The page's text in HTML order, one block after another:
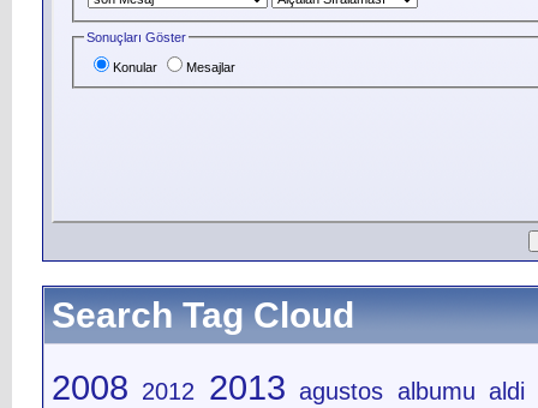
Sonuçları Göster
Konular Mesajlar
Search Tag Cloud
2008 2012 2013 agustos albumu aldi